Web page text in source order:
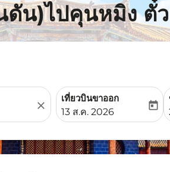
ดัน)ไปคุนหมิง ตั๋
close
เที่ยวบินขาออก
fc-booking-departure-
13 ส.ค. 2026
today